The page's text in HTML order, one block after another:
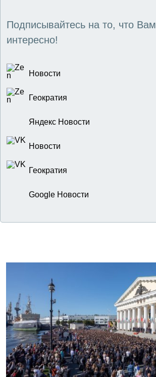
Подписывайтесь на то, что Вам
интересно!
Новости
Геократия
Яндекс Новости
Новости
Геократия
Google Новости